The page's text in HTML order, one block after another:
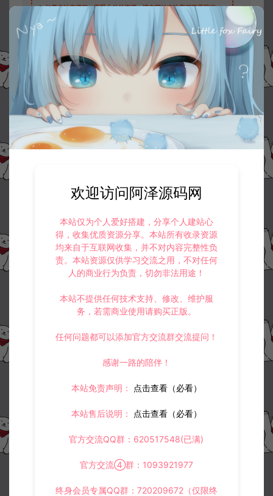
3.如果本站有侵犯、不妥之处的资源，请在网站右边客服联系我们。
将会第一时间解决！
4.
本站提供的所有资源仅供参考学习使用，不存在任何商业目的与商
业用途，请大家不要用于商用！
侵权联系邮箱：32838727@qq.com
阿泽源码网 大话专区 大话回合手游【精品西游】添加假人教程
https://www.lyzwlkj.vip/3694/hybk/dhzq/
复
上一篇：
大话西游,精品西游,紫禁城,纵歌长安修改上线仙玉教程
下一篇：
全帧明文素材
合集
欢迎访问阿泽源码网
本站仅为个人爱好搭建，分享个人建站心
得，收集优质资源分享。本站所有收录资源
均来自于互联网收集，并不对内容完整性负
责。本站资源仅供学习交流之用，不对任何
人的商业行为负责，切勿非法用途！
本站不提供任何技术支持、修改、维护服
务，若需商业使用请购买正版。
任何问题都可以添加官方交流群交流提问！
感谢一路的陪伴！
本站免责声明： 点击查看（必看）
本站售后说明： 点击查看（必看）
官方交流QQ群：620517548(已满)
官方交流④群：1093921977
终身会员专属QQ群：720209672（仅限终